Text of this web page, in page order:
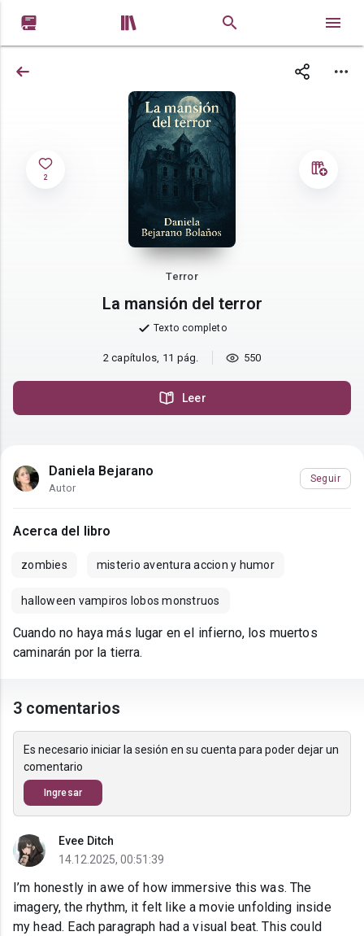
 
2
Terror
La mansión del terror
Texto completo
2 capítulos, 11 pág. 550
Leer
Daniela Bejarano
Autor
Seguir
Acerca del libro
zombies misterio aventura accion y humor
halloween vampiros lobos monstruos
Cuando no haya más lugar en el infierno, los muertos
caminarán por la tierra.
3 comentarios
Es necesario iniciar la sesión en su cuenta para poder dejar un
comentario
Ingresar
Evee Ditch
14.12.2025, 00:51:39
I’m honestly in awe of how immersive this was. The
imagery, the rhythm, it felt like a movie unfolding inside
my head. Each paragraph had a visual beat. This could